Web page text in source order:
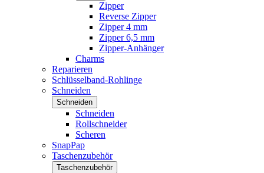
Zipper
Reverse Zipper
Zipper 4 mm
Zipper 6,5 mm
Zipper-Anhänger
Charms
Reparieren
Schlüsselband-Rohlinge
Schneiden
Schneiden
Schneiden
Rollschneider
Scheren
SnapPap
Taschenzubehör
Taschenzubehör